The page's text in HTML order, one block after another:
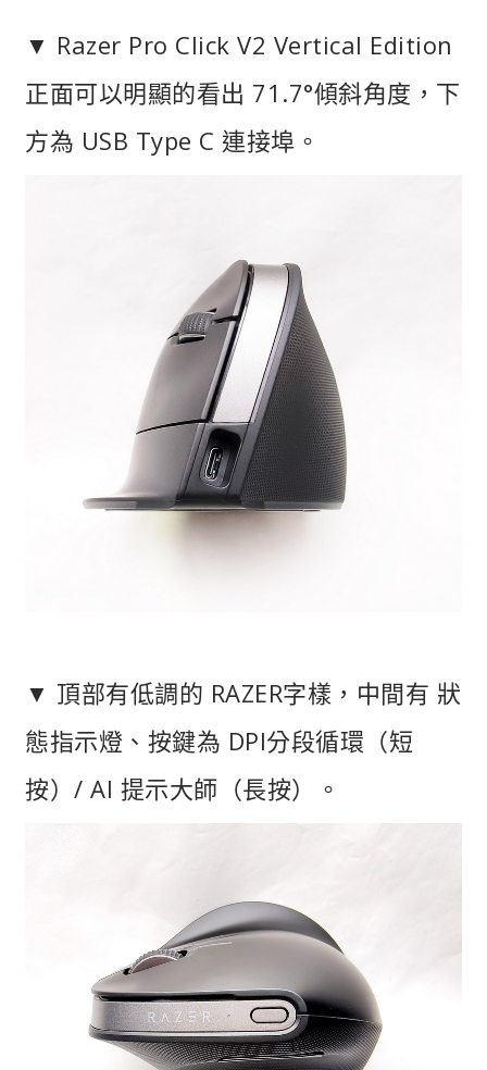
▼ Razer Pro Click V2 Vertical Edition
正面可以明顯的看出 71.7°傾斜角度，下
方為 USB Type C 連接埠。
▼ 頂部有低調的 RAZER字樣，中間有 狀
態指示燈、按鍵為 DPI分段循環（短
按）/ AI 提示大師（長按）。